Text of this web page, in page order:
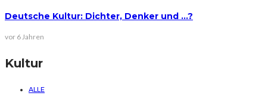
Deutsche Kultur: Dichter, Denker und …?
vor 6 Jahren
Kultur
ALLE